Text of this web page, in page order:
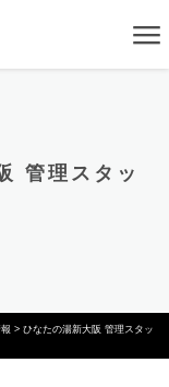
管理スタッ
>ひなたの湯新大阪 管理スタッ